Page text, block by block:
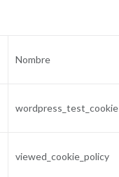
Nombre
wordpress_test_cookie
viewed_cookie_policy